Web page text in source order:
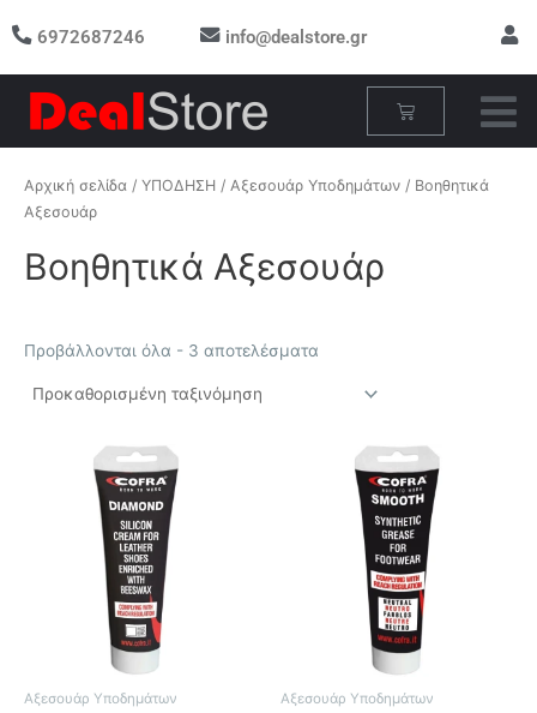
στο 6972687246 info@dealstore.gr
Cart
Αρχική σελίδα / ΥΠΟΔΗΣΗ / Αξεσουάρ Υποδημάτων / Βοηθητικά
Αξεσουάρ
Βοηθητικά Αξεσουάρ
Προβάλλονται όλα - 3 αποτελέσματα
Αξεσουάρ Υποδημάτων Αξεσουάρ Υποδημάτων